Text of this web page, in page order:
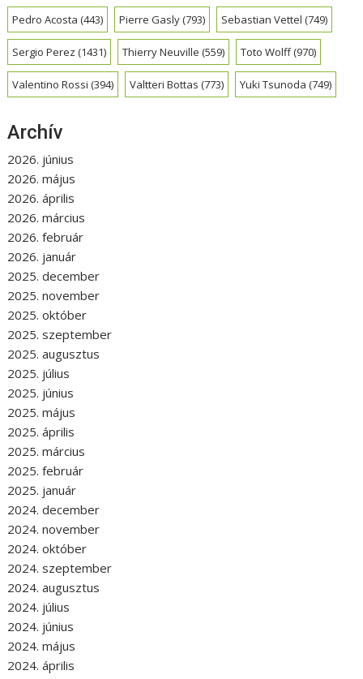
Pedro Acosta (443) Pierre Gasly(793) Sebastian Vettel (749)
Sergio Perez (1431) Thierry Neuville (559) Toto Wolff(970)
Valentino Rossi (394) Valtteri Bottas (773) Yuki Tsunoda (749)
Archív
2026. június
2026. május
2026. április
2026. március
2026. február
2026. január
2025. december
2025. november
2025. október
2025. szeptember
2025. augusztus
2025. július
2025. június
2025. május
2025. április
2025. március
2025. február
2025. január
2024. december
2024. november
2024. október
2024. szeptember
2024. augusztus
2024. július
2024. június
2024. május
2024. április